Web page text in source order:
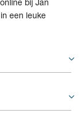
bij Jan
een leuke